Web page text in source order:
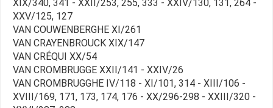
XIX/340, 341 - XXII/253, 255, 333 - XXIV/130, 131, 264 -
XXV/125, 127
VAN COUWENBERGHE XI/261
VAN CRAYENBROUCK XIX/147
VAN CRÉQUI XX/54
VAN CROMBRUGGE XXII/141 - XXIV/26
VAN CROMBRUGGHE IV/118 - XI/101, 314 - XIII/106 -
XVIII/169, 171, 173, 174, 176 - XX/296-298 - XXIII/320 -